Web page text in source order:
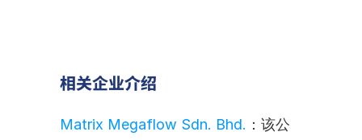
相关企业介绍
Matrix Megaflow Sdn. Bhd. ：该公